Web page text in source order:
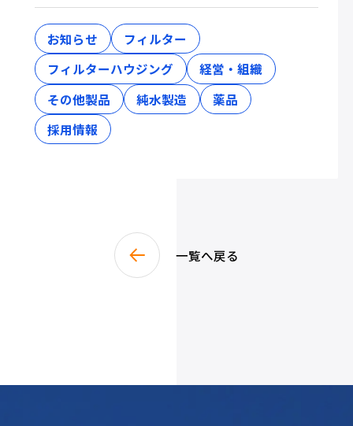
お知らせ
フィルター
フィルターハウジング
経営・組織
その他製品
純水製造
薬品
採用情報
一覧へ戻る